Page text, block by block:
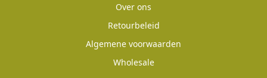
Over ons
Retourbeleid
Algemene voorwaarden
Wholesale